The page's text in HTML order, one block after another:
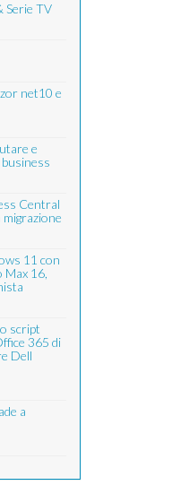
Serie TV
net10 e
e
Central
11 con
Max 16,
script
365 di
Dell
a